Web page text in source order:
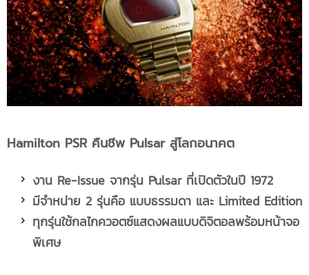
Hamilton PSR คืนชีพ Pulsar สู่โลกอนาคต
งาน Re-Issue จากรุ่น Pulsar ที่เปิดตัวในปี 1972
มีจำหน่าย 2 รุ่นคือ แบบธรรมดา และ Limited Edition
ทุกรุ่นใช้กลไกควอตซ์แสดงผลแบบดิจิตอลพร้อมหน้าจอ
พิเศษ